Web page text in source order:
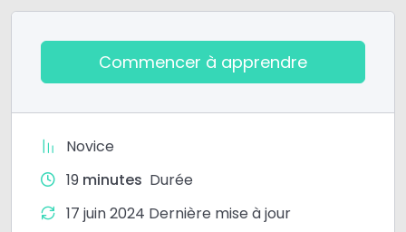
Commencer à apprendre
Novice
19 minutes Durée
17 juin 2024 Dernière mise à jour